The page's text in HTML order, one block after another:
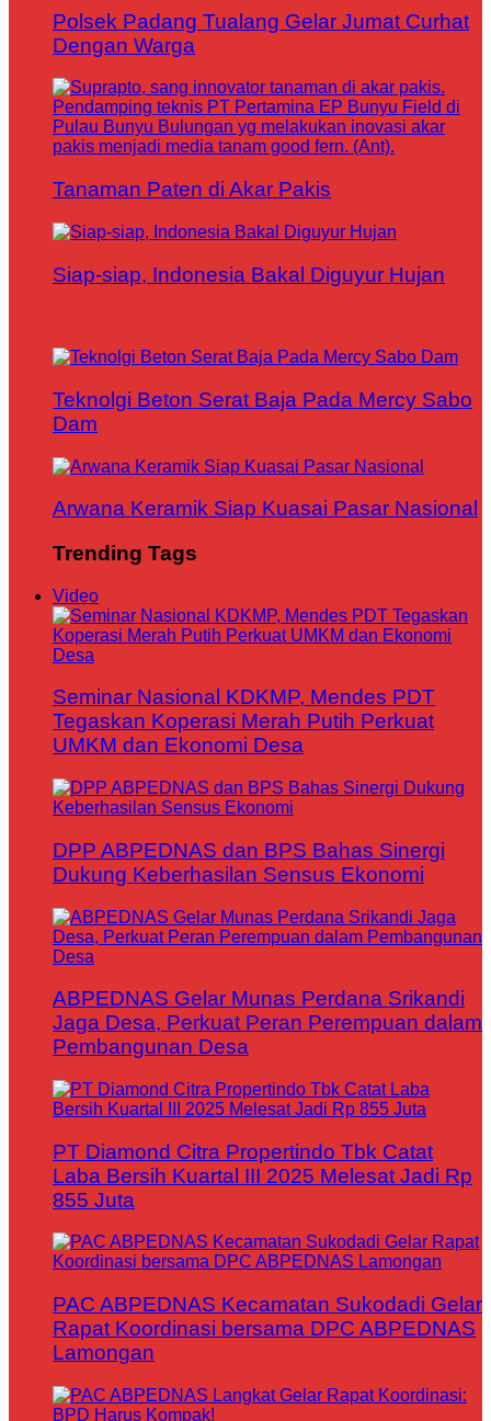
Polsek Padang Tualang Gelar Jumat Curhat
Dengan Warga
Tanaman Paten di Akar Pakis
Siap-siap, Indonesia Bakal Diguyur Hujan
Teknolgi Beton Serat Baja Pada Mercy Sabo
Dam
Arwana Keramik Siap Kuasai Pasar Nasional
Trending Tags
Video
Seminar Nasional KDKMP, Mendes PDT
Tegaskan Koperasi Merah Putih Perkuat
UMKM dan Ekonomi Desa
DPP ABPEDNAS dan BPS Bahas Sinergi
Dukung Keberhasilan Sensus Ekonomi
ABPEDNAS Gelar Munas Perdana Srikandi
Jaga Desa, Perkuat Peran Perempuan dalam
Pembangunan Desa
PT Diamond Citra Propertindo Tbk Catat
Laba Bersih Kuartal III 2025 Melesat Jadi Rp
855 Juta
PAC ABPEDNAS Kecamatan Sukodadi Gelar
Rapat Koordinasi bersama DPC ABPEDNAS
Lamongan